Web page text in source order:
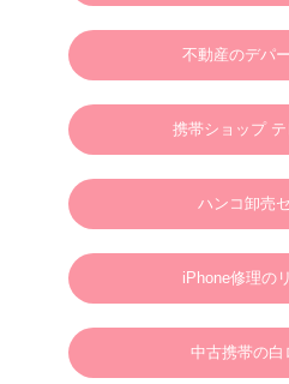
M様 2025年4月 ウェディングフォトお問い
英語やタガログ語を話せる方向けプラン【
なりますので、衣装などは全てお客様でご
新年のご挨拶
謹んで新年のご挨拶を申し上げます。
旧年中は格別のご支援、ご愛顧を賜り、心
新しい年が、皆さまにとりまして、幸多き
2025年1月1日
ボラカイウェディングフォト一同
2025.01.22
N様 2025年3月 ウェディングフォトご予約
不動産のデパ
携帯ショップ
ハンコ卸売
iPhone修理の
中古携帯の白